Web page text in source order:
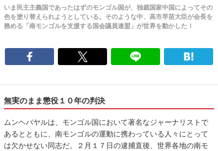
いま民主主義国であったはずのモンゴル国が、独裁国家中国によってその
色を塗り替えられようとしている。そのような中、高市早苗大臣が会長を
務める「南モンゴルを支援する国会議員連盟」が世界を動かした！
無実のまま懲役１０年の判決
ムンヘバヤルは、モンゴル国において著名なジャーナリストで
あるとともに、南モンゴルの運動に携わっている人々にとって
は欠かせない同志だ。２月１７日の逮捕直後、世界各地の南モ